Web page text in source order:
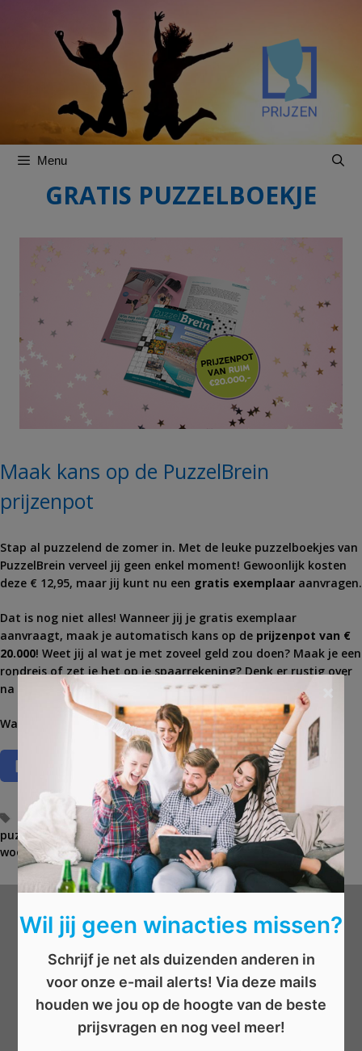
Menu
GRATIS PUZZELBOEKJE
Maak kans op de PuzzelBrein
prijzenpot
Stap al puzzelend de zomer in. Met de leuke puzzelboekjes van
PuzzelBrein verveel jij geen enkel moment! Gewoonlijk kosten
deze € 12,95, maar jij kunt nu een gratis exemplaar aanvragen.
Dat is nog niet alles! Wanneer jij je gratis exemplaar
aanvraagt, maak je automatisch kans op de prijzenpot van €
20.000! Weet jij al wat je met zoveel geld zou doen? Maak je een
rondreis of zet je het op je spaarrekening? Denk er rustig over
na en schrijf je ondertussen snel in.
Waag je
T
a
g
s
geld gratis exemplaar,gratis puzzelboekje,prijzenpot,
puzzelboekje, puzzelbrein,puzzelen,wedstrijd,win,
woordzoeker
Wat wil je winnen?
Beauty
Boeken
Elektronica
Wil jij geen winacties missen?
Schrijf je net als duizenden anderen in
voor onze e-mail alerts! Via deze mails
houden we jou op de hoogte van de beste
prijsvragen en nog veel meer!